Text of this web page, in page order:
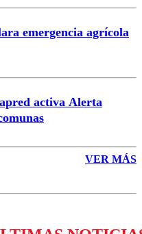
emergencia agrícola
activa Alerta
VER MÁS